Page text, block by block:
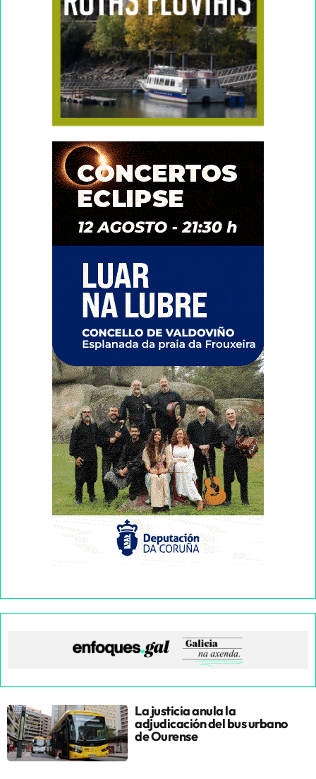
La justicia anula la
adjudicación del bus urbano
de Ourense